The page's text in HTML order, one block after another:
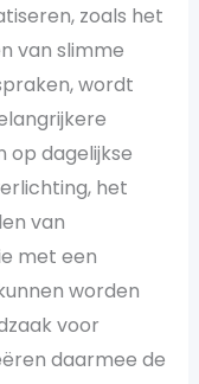
zoals het
van slimme
wordt
op dagelijkse
het
van
met een
worden
voor
daarmee de